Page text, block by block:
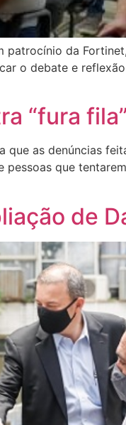
patrocínio da
o debate e
“fura
as denúncias
pessoas que
de